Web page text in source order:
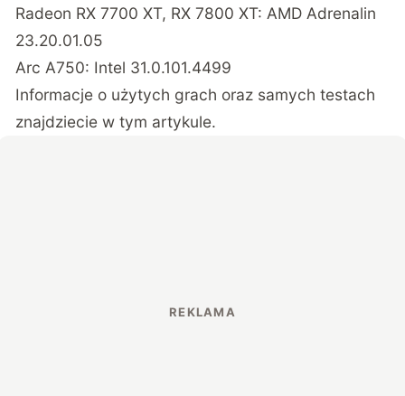
Radeon RX 7700 XT, RX 7800 XT: AMD Adrenalin
23.20.01.05
Arc A750: Intel 31.0.101.4499
Informacje o użytych grach oraz samych testach
znajdzieciew tym artykule.